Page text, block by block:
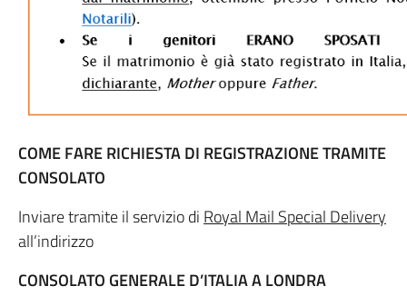
COME FARE RICHIESTA DI REGISTRAZIONETRAMITE
CONSOLATO
Inviare tramite il servizio di Royal Mail Special Delivery
all’indirizzo
CONSOLATO GENERALE D’ITALIA A LONDRA